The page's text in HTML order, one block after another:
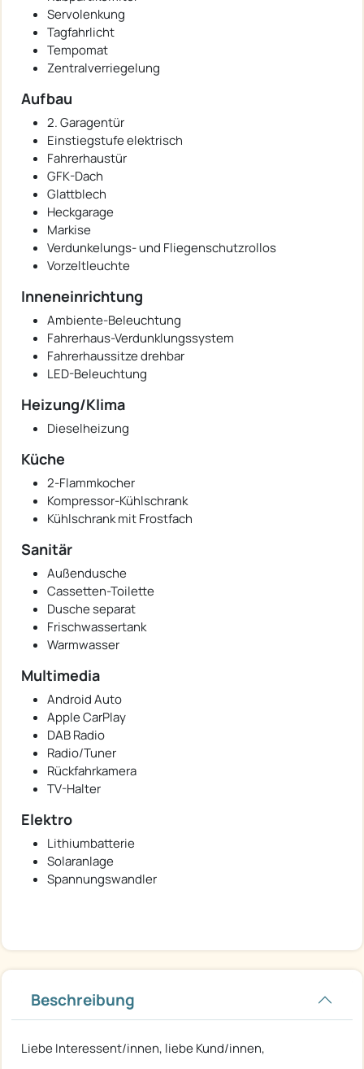
Servolenkung
Tagfahrlicht
Tempomat
Zentralverriegelung
Aufbau
2. Garagentür
Einstiegstufe elektrisch
Fahrerhaustür
GFK-Dach
Glattblech
Heckgarage
Markise
Verdunkelungs- und Fliegenschutzrollos
Vorzeltleuchte
Inneneinrichtung
Ambiente-Beleuchtung
Fahrerhaus-Verdunklungssystem
Fahrerhaussitze drehbar
LED-Beleuchtung
Heizung/Klima
Dieselheizung
Küche
2-Flammkocher
Kompressor-Kühlschrank
Kühlschrank mit Frostfach
Sanitär
Außendusche
Cassetten-Toilette
Dusche separat
Frischwassertank
Warmwasser
Multimedia
Android Auto
Apple CarPlay
DAB Radio
Radio/Tuner
Rückfahrkamera
TV-Halter
Elektro
Lithiumbatterie
Solaranlage
Spannungswandler
Beschreibung
Liebe Interessent/innen, liebe Kund/innen,